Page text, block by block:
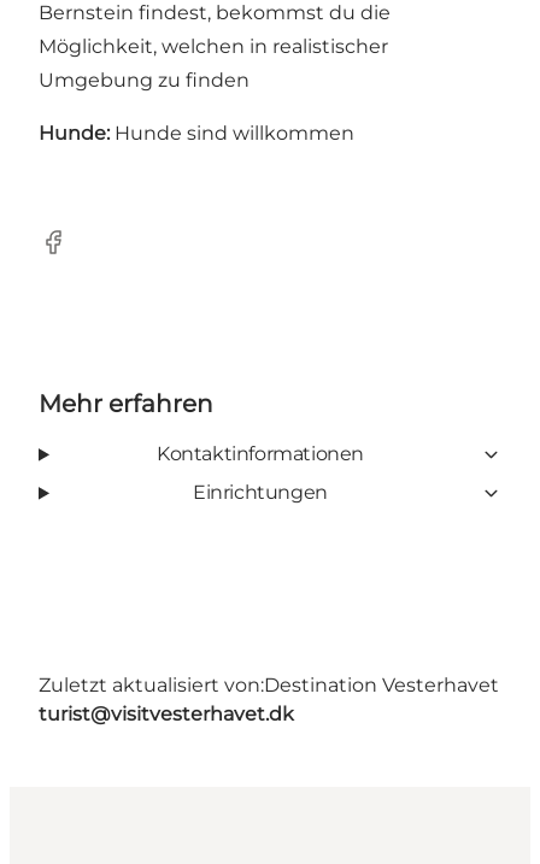
Bernstein findest, bekommst du die
Möglichkeit, welchen in realistischer
Umgebung zu finden
Hunde: Hunde sind willkommen
Facebook
Mehr erfahren
Kontaktinformationen
Einrichtungen
Zuletzt aktualisiert von:Destination Vesterhavet
turist@visitvesterhavet.dk